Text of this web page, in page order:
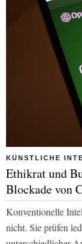
KÜNSTLICHE
Ethikrat und
Blockade von
Konventionelle
nicht. Sie prüfen